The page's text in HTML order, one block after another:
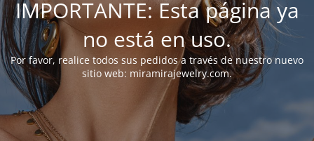
IMPORTANTE: Esta página ya
no está en uso.
Por favor, realice todos sus pedidos a través de nuestro nuevo
sitio web: miramirajewelry.com.